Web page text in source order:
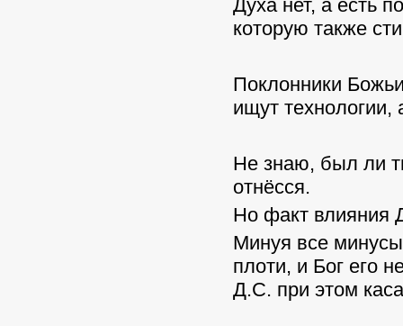
Духа нет, а есть
которую также
Поклонники
ищут технологии,
Не знаю, был ли
отнёсся.
Но факт влияния
Минуя все
плоти, и Бог его
Д.С. при этом